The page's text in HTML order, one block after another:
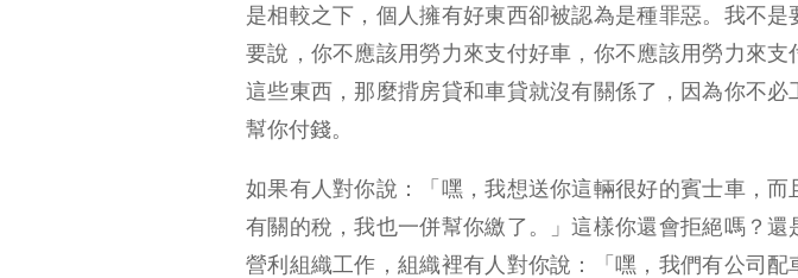
是相較之下，個人擁有好東西卻被認為是種罪惡。我不
要說，你不應該用勞力來支付好車，你不應該用勞力來
這些東西，那麼揹房貸和車貸就沒有關係了，因為你不
幫你付錢。
如果有人對你說：「嘿，我想送你這輛很好的賓士車，
有關的稅，我也一併幫你繳了。」這樣你還會拒絕嗎？
營利組織工作，組織裡有人對你說：「嘿，我們有公司